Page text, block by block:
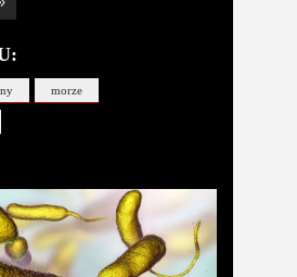
morze